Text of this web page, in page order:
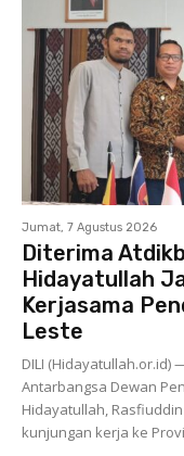
Jumat, 7 Agustus 2026
Diterima
Hidayatullah
Kerjasama
Leste
DILI (Hidayatullah.or.id)
Antarbangsa Dewan
Hidayatullah,
kunjungan kerja ke